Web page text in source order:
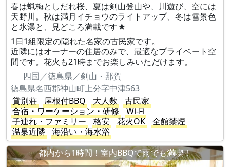
春は蝋梅としだれ桜、夏は剣山登山や、川遊び、空には
天野川。秋は満月イチョウのライトアップ、冬は雪景色
と氷瀑と、見どころ満載です★
1日1組限定の隠れた名家の古民家です。
近隣にはオーナーの住居のみで、最適なプライベート空
間です。花火も21時までお楽しみいただけます。
四国／徳島県／剣山・那賀
徳島県名西郡神山町上分字中津563
貸別荘
屋根付BBQ 大人数
古民家
合宿・ワーケーション・研修
Wi-Fi
子連れ・ファミリー
格安 花火OK
全館禁煙
温泉近隣
海沿い・海水浴
都内から1時間！室内BBQで雨でも満喫！